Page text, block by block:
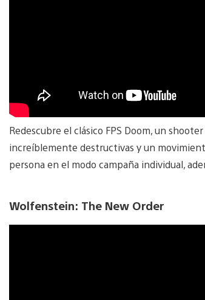
Redescubre el clásico FPS Doom, un
increíblemente destructivas y un
persona en el modo campaña individual,
Wolfenstein: The New Order